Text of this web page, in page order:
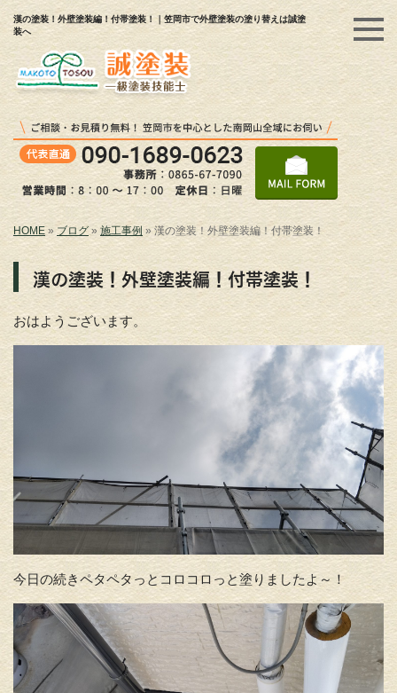
漢の塗装！外壁塗装編！付帯塗装！｜笠岡市で外壁塗装の塗り替えは誠塗
装へ
HOME » ブログ» 施工事例 »漢の塗装！外壁塗装編！付帯塗装！
漢の塗装！外壁塗装編！付帯塗装！
おはようございます。
今日の続きペタペタっとコロコロっと塗りましたよ～！